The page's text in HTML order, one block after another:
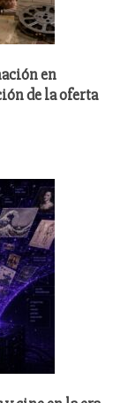
en
de la oferta